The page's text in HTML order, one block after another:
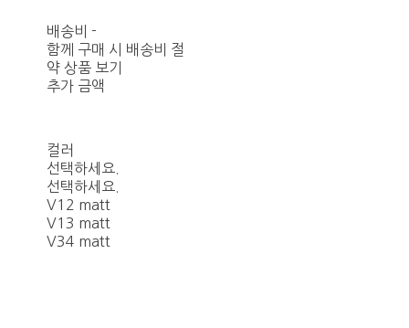
배송비 -
함께 구매 시 배송비 절
약 상품 보기
추가 금액
컬러
선택하세요.
선택하세요.
V12 matt
V13 matt
V34 matt